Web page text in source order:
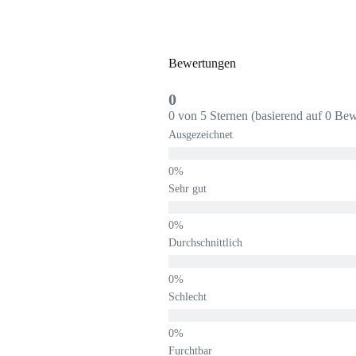
Bewertungen
0
0 von 5 Sternen (basierend auf 0
Ausgezeichnet
Sehr gut
Durchschnittlich
Schlecht
Furchtbar